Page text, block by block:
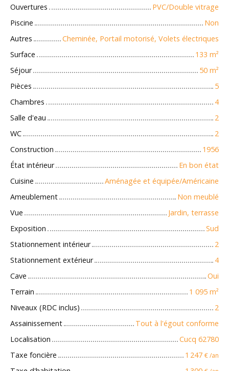
Ouvertures
PVC/Double vitrage
Piscine
Non
Autres
Cheminée, Portail motorisé, Volets électriques
Surface
133 m²
Séjour
50 m²
Pièces
5
Chambres
4
Salle d'eau
2
WC
2
Construction
1956
État intérieur
En bon état
Cuisine
Aménagée et équipée/Américaine
Ameublement
Non meublé
Vue
Jardin, terrasse
Exposition
Sud
Stationnement intérieur
2
Stationnement extérieur
4
Cave
Oui
Terrain
1 095 m²
Niveaux (RDC inclus)
2
Assainissement
Tout à l'égout conforme
Localisation
Cucq 62780
Taxe foncière
1 247 € /an